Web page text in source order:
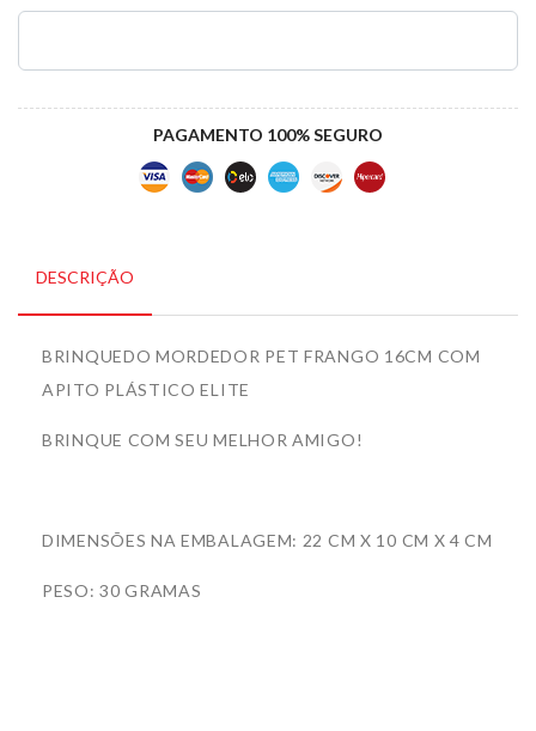
PAGAMENTO 100% SEGURO
DESCRIÇÃO
BRINQUEDO MORDEDOR PET FRANGO 16CM COM
APITO PLÁSTICO ELITE
BRINQUE COM SEU MELHOR AMIGO!
DIMENSÕES NA EMBALAGEM: 22 CM X 10 CM X 4 CM
PESO: 30 GRAMAS